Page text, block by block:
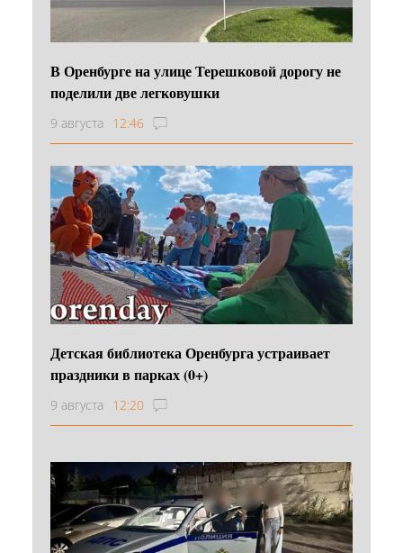
В Оренбурге на улице Терешковой дорогу не
поделили две легковушки
9 августа 12:46
Детская библиотека Оренбурга устраивает
праздники в парках (0+)
9 августа 12:20